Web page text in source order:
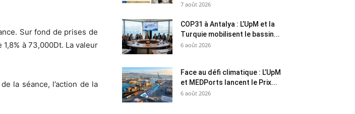
Sur fond de prises de
à 73,000Dt. La valeur
la séance, l’action de la
7 août 2026
COP31 à Antalya : L’UpM et la
Turquie mobilisent le bassin...
6 août 2026
Face au défi climatique : L’UpM
et MEDPorts lancent le Prix...
6 août 2026